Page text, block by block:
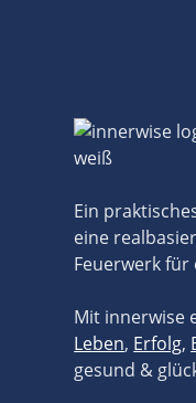
Ein
eine
Feuerwerk für
Mit innerwise
Leben, Erfolg,
gesund &